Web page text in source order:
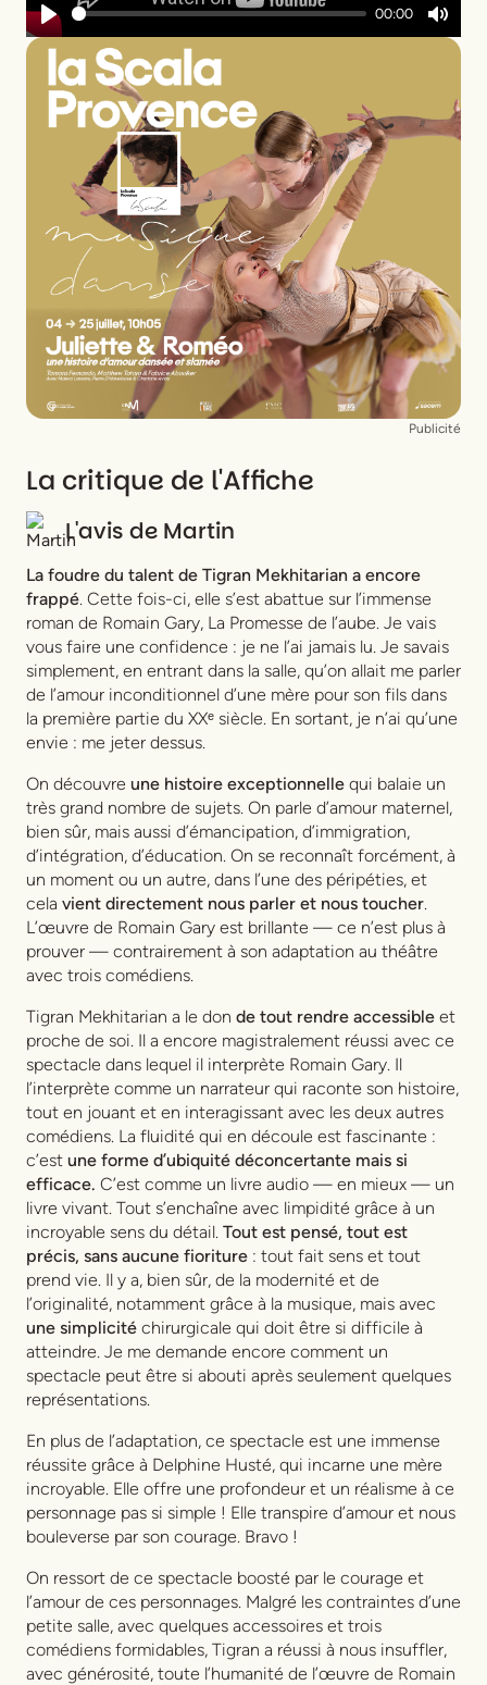
Play
00:00
Mute
Publicité
La critique de l'Affiche
L'avis de Martin
La foudre du talent de Tigran Mekhitarian a encore
frappé. Cette fois-ci, elle s’est abattue sur l’immense
roman de Romain Gary, La Promesse de l’aube. Je vais
vous faire une confidence : je ne l’ai jamais lu. Je savais
simplement, en entrant dans la salle, qu’on allait me parler
de l’amour inconditionnel d’une mère pour son fils dans
la première partie du XXᵉ siècle. En sortant, je n’ai qu’une
envie : me jeter dessus.
On découvre une histoire exceptionnelle qui balaie un
très grand nombre de sujets. On parle d’amour maternel,
bien sûr, mais aussi d’émancipation, d’immigration,
d’intégration, d’éducation. On se reconnaît forcément, à
un moment ou un autre, dans l’une des péripéties, et
cela vient directement nous parler et nous toucher.
L’œuvre de Romain Gary est brillante — ce n’est plus à
prouver — contrairement à son adaptation au théâtre
avec trois comédiens.
Tigran Mekhitarian a le don de tout rendre accessible et
proche de soi. Il a encore magistralement réussi avec ce
spectacle dans lequel il interprète Romain Gary. Il
l’interprète comme un narrateur qui raconte son histoire,
tout en jouant et en interagissant avec les deux autres
comédiens. La fluidité qui en découle est fascinante :
c’est une forme d’ubiquité déconcertante mais si
efficace. C’est comme un livre audio — en mieux — un
livre vivant. Tout s’enchaîne avec limpidité grâce à un
incroyable sens du détail. Tout est pensé, tout est
précis, sans aucune fioriture : tout fait sens et tout
prend vie. Il y a, bien sûr, de la modernité et de
l’originalité, notamment grâce à la musique, mais avec
une simplicité chirurgicale qui doit être si difficile à
atteindre. Je me demande encore comment un
spectacle peut être si abouti après seulement quelques
représentations.
En plus de l’adaptation, ce spectacle est une immense
réussite grâce à Delphine Husté, qui incarne une mère
incroyable. Elle offre une profondeur et un réalisme à ce
personnage pas si simple ! Elle transpire d’amour et nous
bouleverse par son courage. Bravo !
On ressort de ce spectacle boosté par le courage et
l’amour de ces personnages. Malgré les contraintes d’une
petite salle, avec quelques accessoires et trois
comédiens formidables, Tigran a réussi à nous insuffler,
avec générosité, toute l’humanité de l’œuvre de Romain